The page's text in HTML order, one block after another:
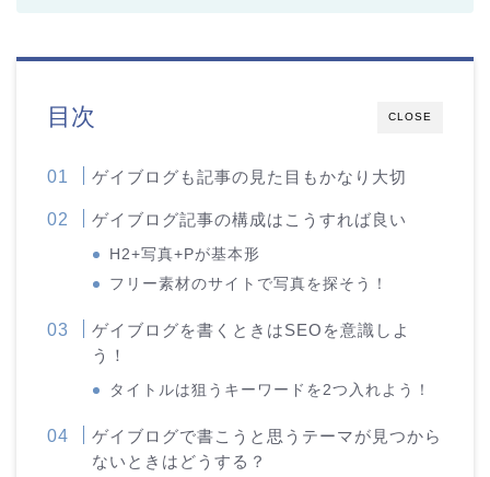
CLOSE
目次
ゲイブログも記事の見た目もかなり大切
ゲイブログ記事の構成はこうすれば良い
H2+写真+Pが基本形
フリー素材のサイトで写真を探そう！
ゲイブログを書くときはSEOを意識しよ
う！
タイトルは狙うキーワードを2つ入れよう！
ゲイブログで書こうと思うテーマが見つから
ないときはどうする？